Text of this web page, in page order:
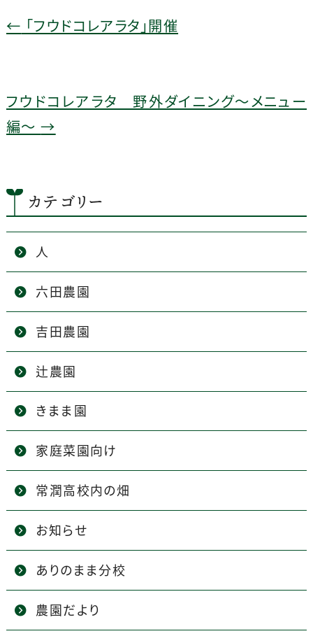
e
o
k
← 「フウドコレアラタ」開催
フウドコレアラタ 野外ダイニング～メニュー
編～→
カテゴリー
人
六田農園
吉田農園
辻農園
きまま園
家庭菜園向け
常潤高校内の畑
お知らせ
ありのまま分校
農園だより